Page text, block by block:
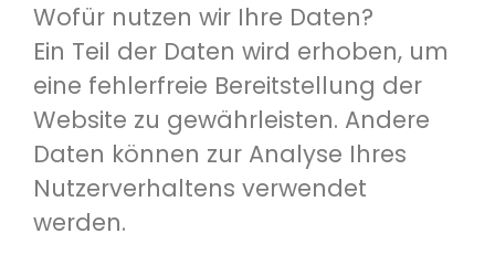
Wofür nutzen wir Ihre Daten?
Ein Teil der Daten wird erhoben, um
eine fehlerfreie Bereitstellung der
Website zu gewährleisten. Andere
Daten können zur Analyse Ihres
Nutzerverhaltens verwendet
werden.